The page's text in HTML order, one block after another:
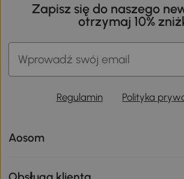
Zapisz się do naszego
otrzymaj 10%
Regulamin Polityka
Aosom